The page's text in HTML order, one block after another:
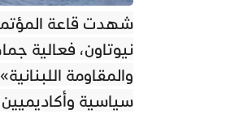
شهدت قاعة
نيوتاون، فعالية
والمقاومة
سياسية